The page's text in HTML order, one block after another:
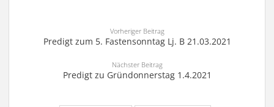
Vorheriger Beitrag
Predigt zum 5. Fastensonntag Lj. B 21.03.2021
Nächster Beitrag
Predigt zu Gründonnerstag 1.4.2021